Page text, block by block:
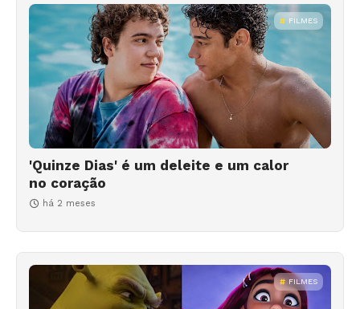
FILMES
'Quinze Dias' é um deleite e um calor
no coração
há 2 meses
FILMES